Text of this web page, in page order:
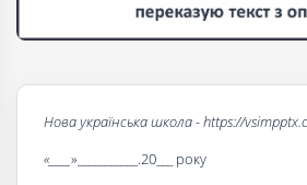
Нова українська школа - https://
«____ »___________.20___ року